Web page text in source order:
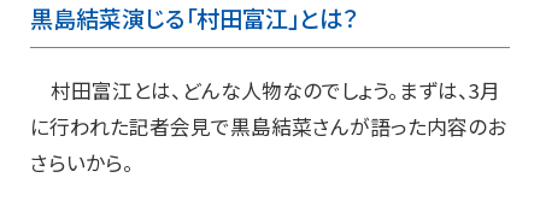
黒島結菜演じる「村田富江」とは？
村田富江とは、どんな人物なのでしょう。まずは、3月
に行われた記者会見で黒島結菜さんが語った内容のお
さらいから。